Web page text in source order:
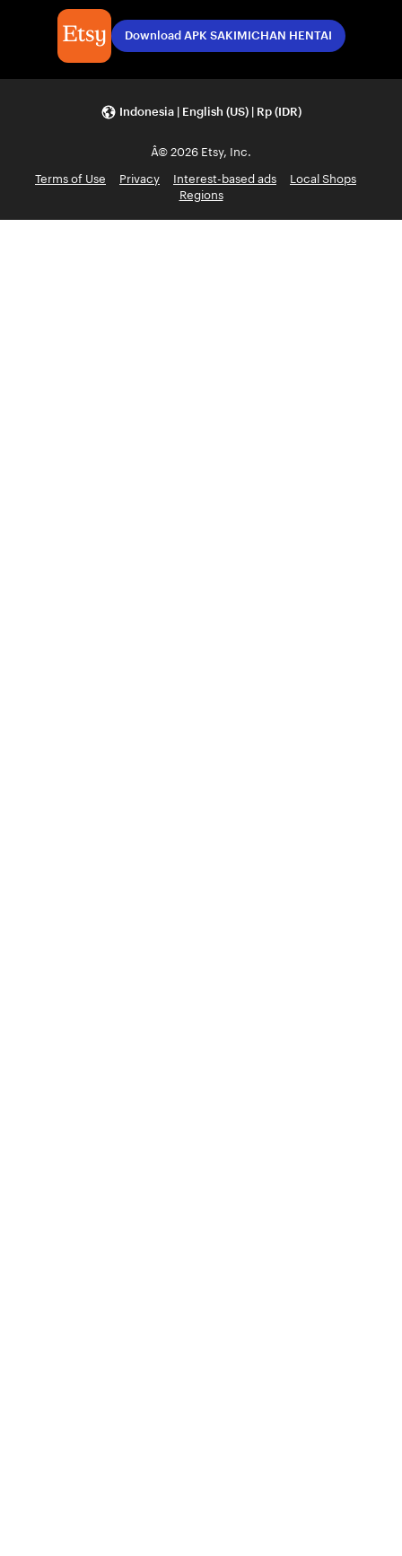
Download APK SAKIMICHAN HENTAI
Indonesia | English (US) | Rp (IDR)
Â© 2026 Etsy, Inc.
Terms of Use
Privacy Interest-based ads
Local Shops
Regions